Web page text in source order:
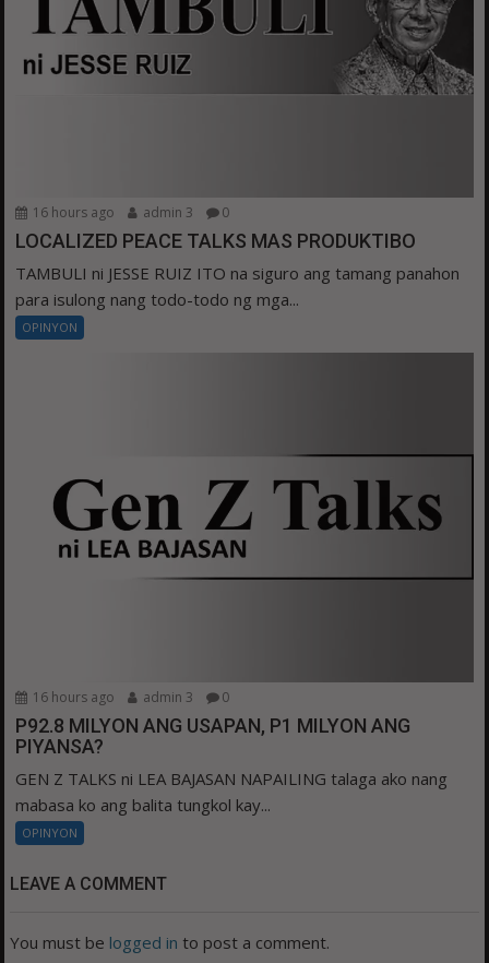
16 hours ago admin 3 0
LOCALIZED PEACE TALKS MAS PRODUKTIBO
TAMBULI ni JESSE RUIZ ITO na siguro ang tamang panahon
para isulong nang todo-todo ng mga...
OPINYON
16 hours ago admin 3 0
P92.8 MILYON ANG USAPAN, P1 MILYON ANG
PIYANSA?
GEN Z TALKS ni LEA BAJASAN NAPAILING talaga ako nang
mabasa ko ang balita tungkol kay...
OPINYON
LEAVE A COMMENT
You must be logged in to post a comment.